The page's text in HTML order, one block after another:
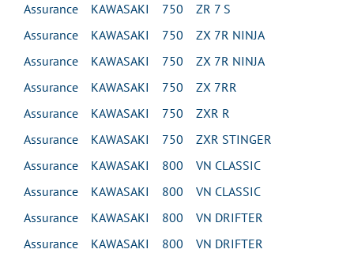
Assurance KAWASAKI 750 ZR 7 S
Assurance KAWASAKI 750 ZX 7R NINJA
Assurance KAWASAKI 750 ZX 7R NINJA
Assurance KAWASAKI 750 ZX 7RR
Assurance KAWASAKI 750 ZXR R
Assurance KAWASAKI 750 ZXR STINGER
Assurance KAWASAKI 800 VN CLASSIC
Assurance KAWASAKI 800 VN CLASSIC
Assurance KAWASAKI 800 VN DRIFTER
Assurance KAWASAKI 800 VN DRIFTER